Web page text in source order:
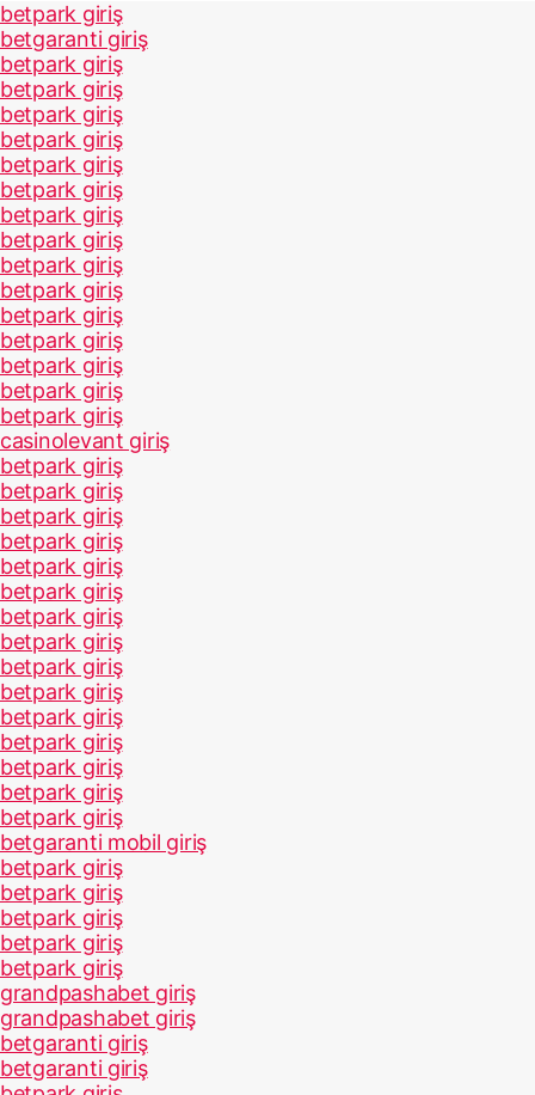
betpark giriş
betgaranti giriş
betpark giriş
betpark giriş
betpark giriş
betpark giriş
betpark giriş
betpark giriş
betpark giriş
betpark giriş
betpark giriş
betpark giriş
betpark giriş
betpark giriş
betpark giriş
betpark giriş
betpark giriş
casinolevant giriş
betpark giriş
betpark giriş
betpark giriş
betpark giriş
betpark giriş
betpark giriş
betpark giriş
betpark giriş
betpark giriş
betpark giriş
betpark giriş
betpark giriş
betpark giriş
betpark giriş
betpark giriş
betgaranti mobil giriş
betpark giriş
betpark giriş
betpark giriş
betpark giriş
betpark giriş
grandpashabet giriş
grandpashabet giriş
betgaranti giriş
betgaranti giriş